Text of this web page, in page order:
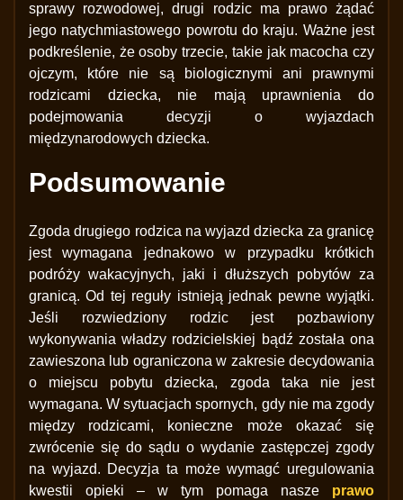
sprawy rozwodowej, drugi rodzic ma prawo żądać
jego natychmiastowego powrotu do kraju. Ważne jest
podkreślenie, że osoby trzecie, takie jak macocha czy
ojczym, które nie są biologicznymi ani prawnymi
rodzicami dziecka, nie mają uprawnienia do
podejmowania decyzji o wyjazdach
międzynarodowych dziecka.
Podsumowanie
Zgoda drugiego rodzica na wyjazd dziecka za granicę
jest wymagana jednakowo w przypadku krótkich
podróży wakacyjnych, jaki i dłuższych pobytów za
granicą. Od tej reguły istnieją jednak pewne wyjątki.
Jeśli rozwiedziony rodzic jest pozbawiony
wykonywania władzy rodzicielskiej bądź została ona
zawieszona lub ograniczona w zakresie decydowania
o miejscu pobytu dziecka, zgoda taka nie jest
wymagana. W sytuacjach spornych, gdy nie ma zgody
między rodzicami, konieczne może okazać się
zwrócenie się do sądu o wydanie zastępczej zgody
na wyjazd. Decyzja ta może wymagć uregulowania
kwestii opieki – w tym pomaga nasze prawo